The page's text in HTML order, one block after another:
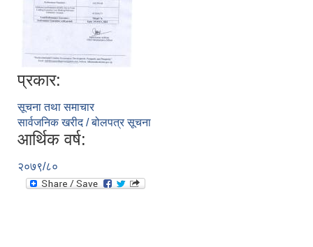
प्रकार:
सूचना तथा समाचार
सार्वजनिक खरीद / बोलपत्र सूचना
आर्थिक वर्ष:
२०७९/८०